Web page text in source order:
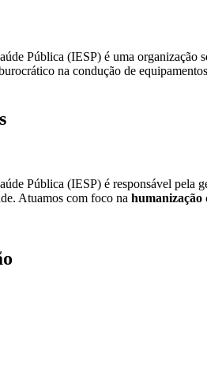
Pública (IESP) é uma organização
na condução de
Pública (IESP) é responsável pela
Atuamos com foco na humanização